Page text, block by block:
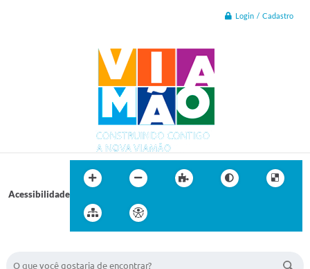
Login / Cadastro
Acessibilidade